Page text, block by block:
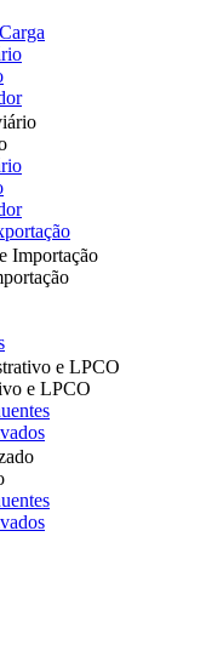
Importação
e LPCO
e LPCO